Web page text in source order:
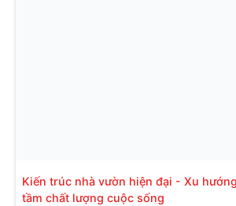
Kiến trúc nhà vườn hiện đại - Xu
tầm chất lượng cuộc sống